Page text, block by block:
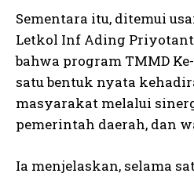
Sementara itu, ditemui
Letkol Inf Ading
bahwa program TMMD
satu bentuk nyata
masyarakat melalui
pemerintah daerah, dan
Ia menjelaskan, selama